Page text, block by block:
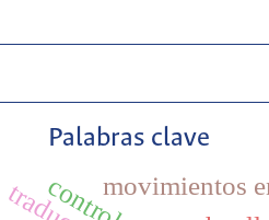
Palabras clave
movimientos